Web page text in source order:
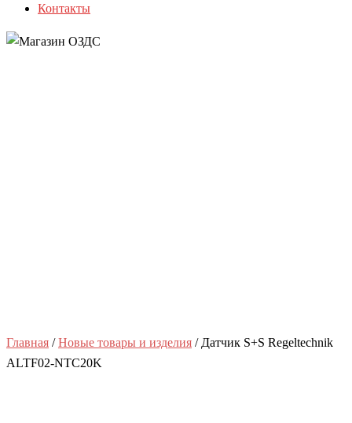
Контакты
Главная /Новые товары и изделия / Датчик S+S Regeltechnik
ALTF02-NTC20K